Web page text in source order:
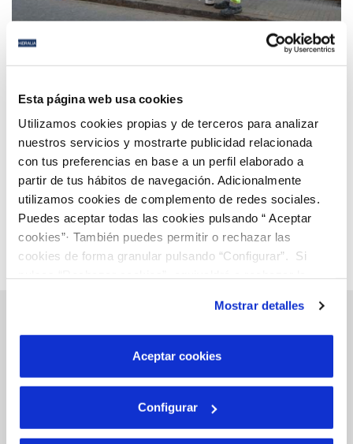
Esta página web usa cookies
Utilizamos cookies propias y de terceros para analizar
nuestros servicios y mostrarte publicidad relacionada
con tus preferencias en base a un perfil elaborado a
partir de tus hábitos de navegación. Adicionalmente
utilizamos cookies de complemento de redes sociales.
Puedes aceptar todas las cookies pulsando “ Aceptar
cookies”· También puedes permitir o rechazar las
cookies de forma granular pulsando “Configurar”. Si
son indispensables para que el sitio web funcione y que
por tanto no se pueden desactivar. Puedes consultar
más información en nuestraPolítica de Cookies
Mostrar detalles
Aceptar cookies
Configurar
Fernando para evitar pérdidas de agua
Página 24 de 112
Anterior Siguiente
Gestiones Online
FACTURAS, PAGOS Y CONSUMOS